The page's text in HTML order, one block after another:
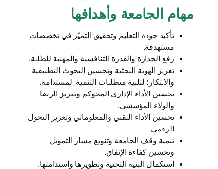
مهام الجامعة وأهدافها
تأكيد جودة التعليم وتحقيق التميّز في تخصصات
مستهدفة.
رفع الجدارة والقدرة التنافسية والمهنية للطلبة.
تعزيز الهوية البحثية وتحسين البحوث التطبيقية
والابتكار؛ لتلبية متطلبات التنمية المستدامة.
تحسين الأداء الإداري المحوكم وتعزيز الرضا
والولاء المؤسسي.
تحسين الأداء التقني والمعلوماتي وتعزيز التحول
الرقمي.
تنمية وقف الجامعة وتنويع مسار التمويل
وتحسين كفاءة الإنفاق.
استكمال البنية التحتية وتطويرها واستدامتها.